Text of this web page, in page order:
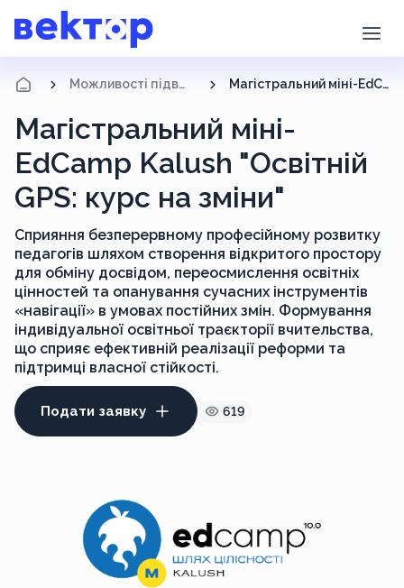
Можливості підвищення кваліфікації Магістральний міні-EdCamp Kalush "Освітній GPS: курс на зміни"
Магістральний міні-
EdCamp Kalush "Освітній
GPS: курс на зміни"
Сприяння безперервному професійному розвитку
педагогів шляхом створення відкритого простору
для обміну досвідом, переосмислення освітніх
цінностей та опанування сучасних інструментів
«навігації» в умовах постійних змін. Формування
індивідуальної освітньої траєкторії вчительства,
що сприяє ефективній реалізації реформи та
підтримці власної стійкості.
Подати заявку 619